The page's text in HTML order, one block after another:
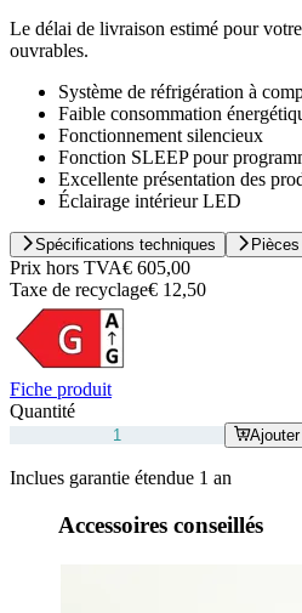
Le délai de livraison estimé pour
ouvrables.
Système de réfrigération à
Faible consommation
Fonctionnement silencieux
Fonction SLEEP pour
Excellente présentation des
Éclairage intérieur LED
Spécifications techniques
Prix hors TVA€ 605,00
Taxe de recyclage€ 12,50
Fiche produit
Quantité
Inclues garantie étendue 1 an
Accessoires conseillés